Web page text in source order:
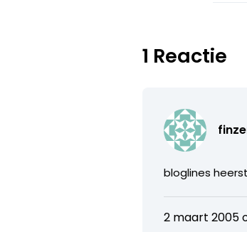
1 Reactie
bloglines
2 maart 2005